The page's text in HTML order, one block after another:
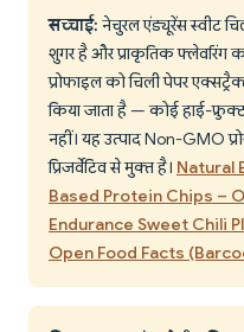
सच्चाई: नेचुरल एंड्यूरेंस स्वीट
शुगर है और प्राकृतिक फ्लेवरिंग
प्रोफाइल को चिली पेपर
किया जाता है — कोई हाई-
नहीं। यह उत्पाद Non-GMO
प्रिजर्वेटिव से मुक्त है। Natural
Based Protein Chips –
Endurance Sweet Chili
Open Food Facts